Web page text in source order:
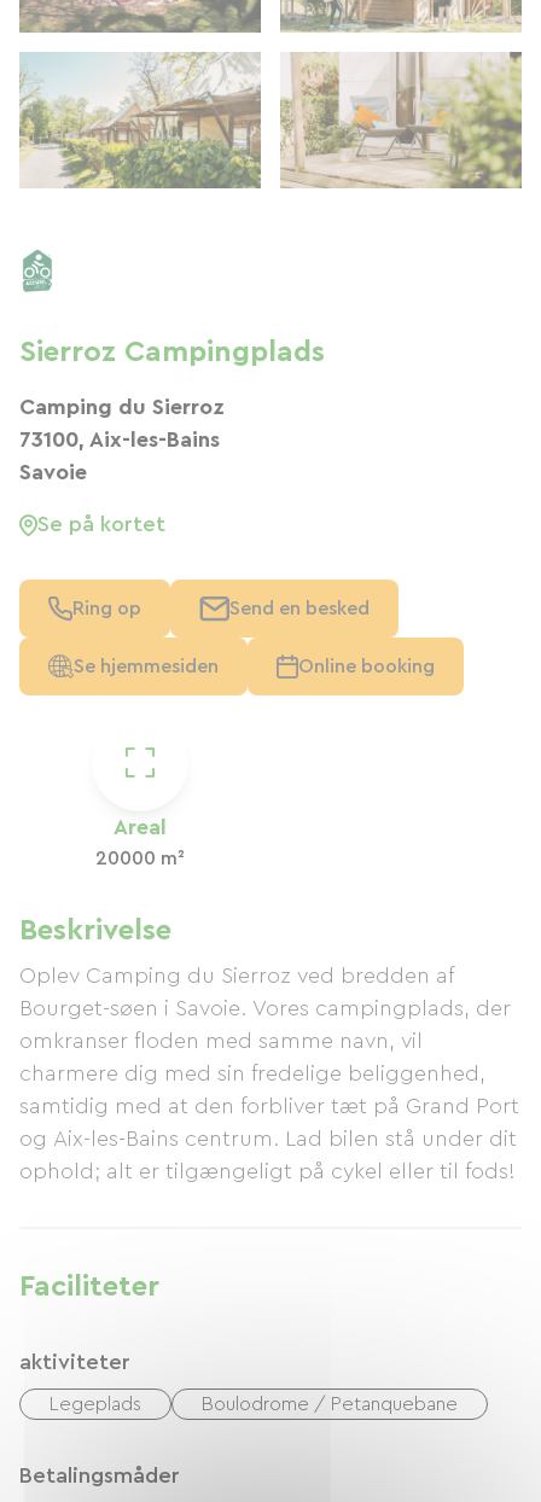
Areal
20000 m²
Beskrivelse
Oplev Camping du Sierroz ved bredden af ​​
Bourget-søen i Savoie. Vores campingplads, der
omkranser floden med samme navn, vil
charmere dig med sin fredelige beliggenhed,
samtidig med at den forbliver tæt på Grand Port
og Aix-les-Bains centrum. Lad bilen stå under dit
ophold; alt er tilgængeligt på cykel eller til fods!
Faciliteter
aktiviteter
Legeplads Boulodrome / Petanquebane
Betalingsmåder
Sierroz Campingplads
Camping du Sierroz
73100, Aix-les-Bains
Savoie
Se på kortet
Ring op Send en besked
Se hjemmesiden Online booking